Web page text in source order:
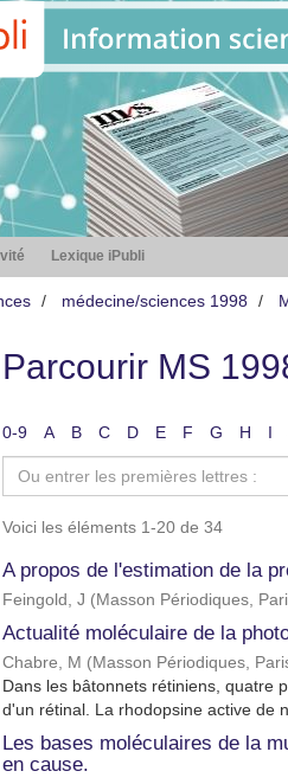
Lexique iPubli
médecine/sciences 1998
Parcourir MS
0-9 A B C D E F G H I
Voici les éléments 1-20 de 34
A propos de l'estimation de la
Feingold, J (Masson Périodiques,
Actualité moléculaire de la
Chabre, M (Masson Périodiques,
Dans les bâtonnets rétiniens, quatre
d'un rétinal. La rhodopsine active de
Les bases moléculaires de la
en cause.